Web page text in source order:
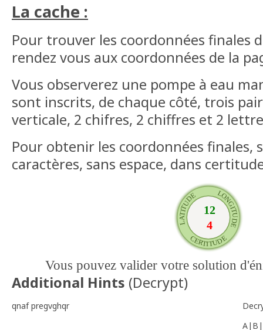
La cache :
Pour trouver les coordonnées finales
rendez vous aux coordonnées de la
Vous observerez une pompe à eau
sont inscrits, de chaque côté, trois
verticale, 2 chifres, 2 chiffres et 2
Pour obtenir les coordonnées finales,
caractères, sans espace, dans
Vous pouvez valider votre solution
Additional Hints (Decrypt)
qnaf pregvghqr